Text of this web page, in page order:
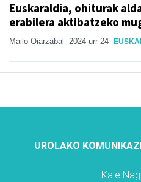
Euskaraldia, ohiturak
erabilera aktibatzeko
Mailo Oiarzabal 2024 urr 24
UROLAKO
Kale